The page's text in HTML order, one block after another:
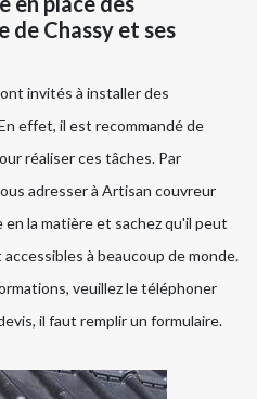
de Chassy et ses
invités à installer des
effet, il est recommandé de
réaliser ces tâches. Par
adresser à Artisan couvreur
la matière et sachez qu'il peut
à beaucoup de monde.
veuillez le téléphoner
il faut remplir un formulaire.